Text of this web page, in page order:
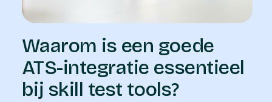
Waarom is een goede
ATS-integratie essentieel
bij skill test tools?